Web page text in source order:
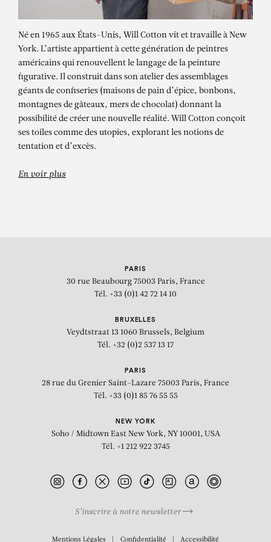
WILL COTTON
Né en 1965 aux États-Unis, Will Cotton vit et travaille à New
York. L’artiste appartient à cette génération de peintres
américains qui renouvellent le langage de la peinture
figurative. Il construit dans son atelier des assemblages
géants de confiseries (maisons de pain d’épice, bonbons,
montagnes de gâteaux, mers de chocolat) donnant la
possibilité de créer une nouvelle réalité. Will Cotton conçoit
ses toiles comme des utopies, explorant les notions de
tentation et d’excès.
En voir plus
PARIS
30 rue Beaubourg 75003 Paris, France
Tél. +33 (0)1 42 72 14 10
BRUXELLES
Veydtstraat 13 1060 Brussels, Belgium
Tél. +32 (0)2 537 13 17
PARIS
28 rue du Grenier Saint-Lazare 75003 Paris, France
Tél. +33 (0)1 85 76 55 55
NEW YORK
Soho / Midtown East New York, NY 10001, USA
Tél. +1 212 922 3745
S’inscrire à notre newsletter
Mentions Légales Confidentialité Accessibilité